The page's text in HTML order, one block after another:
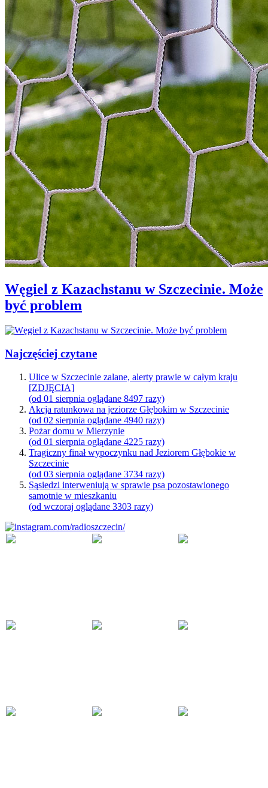
Węgiel z Kazachstanu w Szczecinie. Może
być problem
Najczęściej czytane
Ulice w Szczecinie zalane, alerty prawie w całym kraju
[ZDJĘCIA]
(od 01 sierpnia oglądane 8497 razy)
Akcja ratunkowa na jeziorze Głębokim w Szczecinie
(od 02 sierpnia oglądane 4940 razy)
Pożar domu w Mierzynie
(od 01 sierpnia oglądane 4225 razy)
Tragiczny finał wypoczynku nad Jeziorem Głębokie w
Szczecinie
(od 03 sierpnia oglądane 3734 razy)
Sąsiedzi interweniują w sprawie psa pozostawionego
samotnie w mieszkaniu
(od wczoraj oglądane 3303 razy)